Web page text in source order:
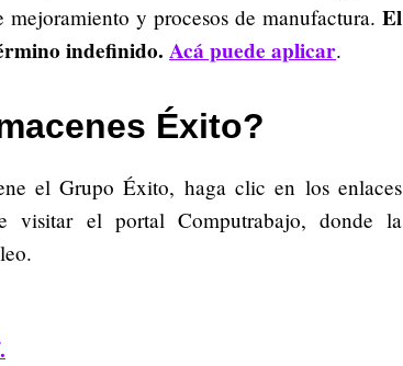
y procesos de manufactura. El
indefinido. Acá puede aplicar.
Éxito?
el Grupo Éxito, haga clic en los enlaces
visitar el portal Computrabajo, donde la